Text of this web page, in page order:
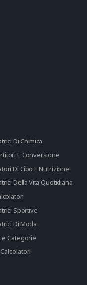
Di Chimica
E Conversione
Di Cibo E Nutrizione
Della Vita Quotidiana
Sportive
Di Moda
Categorie